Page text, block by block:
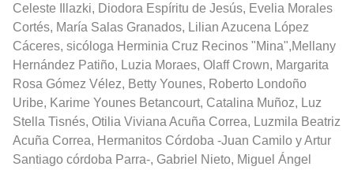
Celeste Illazki, Diodora Espíritu de Jesús, Evelia Morales
Cortés, María Salas Granados, Lilian Azucena López
Cáceres, sicóloga Herminia Cruz Recinos "Mina",Mellany
Hernández Patiño, Luzia Moraes, Olaff Crown, Margarita
Rosa Gómez Vélez, Betty Younes, Roberto Londoño
Uribe, Karime Younes Betancourt, Catalina Muñoz, Luz
Stella Tisnés, Otilia Viviana Acuña Correa, Luzmila Beatriz
Acuña Correa, Hermanitos Córdoba -Juan Camilo y Artur
Santiago córdoba Parra-, Gabriel Nieto, Miguel Ángel